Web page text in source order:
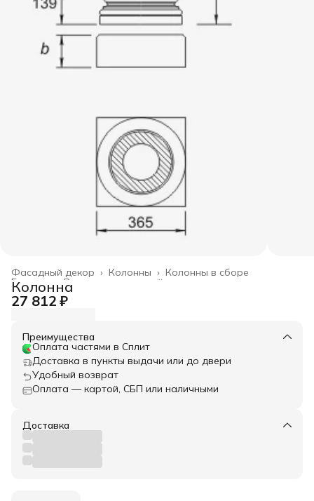
Колонны в сборе
Колонны ›
Фасадный декор ›
Весь архитектурный декор
Главная ›
Колонна
27 812 ₽
Преимущества
Оплата частями в Сплит
Доставка в пункты выдачи или до двери
Удобный возврат
Оплата — картой, СБП или наличными
Доставка